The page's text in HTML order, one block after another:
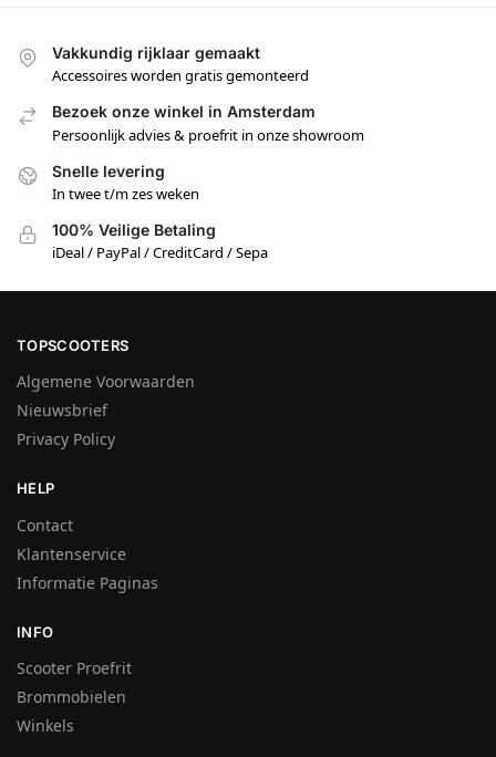
Vakkundig rijklaar gemaakt
Accessoires worden gratis gemonteerd
Bezoek onze winkel in Amsterdam
Persoonlijk advies & proefrit in onze showroom
Snelle levering
In twee t/m zes weken
100% Veilige Betaling
iDeal / PayPal / CreditCard / Sepa
TOPSCOOTERS
Algemene Voorwaarden
Nieuwsbrief
Privacy Policy
HELP
Contact
Klantenservice
Informatie Paginas
INFO
Scooter Proefrit
Brommobielen
Winkels